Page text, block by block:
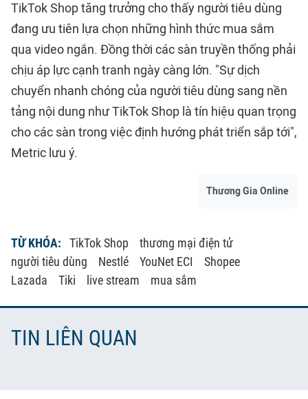
TikTok Shop tăng trưởng cho thấy người tiêu dùng
đang ưu tiên lựa chọn những hình thức mua sắm
qua video ngắn. Đồng thời các sàn truyền thống phải
chịu áp lực cạnh tranh ngày càng lớn. "Sự dịch
chuyển nhanh chóng của người tiêu dùng sang nền
tảng nội dung như TikTok Shop là tín hiệu quan trọng
cho các sàn trong việc định hướng phát triển sắp tới",
Metric lưu ý.
Thương Gia Online
TỪ KHÓA: TikTok Shop
thương mại điện tử
người tiêu dùng
Nestlé YouNet ECI
Shopee
Lazada
Tiki live stream mua sắm
TIN LIÊN QUAN